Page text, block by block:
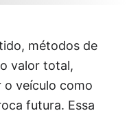
métodos de
valor total,
o veículo como
futura. Essa